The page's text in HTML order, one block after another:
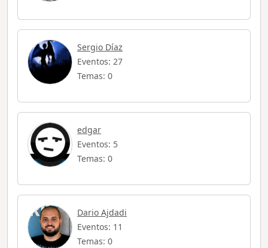
Sergio Díaz
Eventos: 27
Temas: 0
edgar
Eventos: 5
Temas: 0
Dario Ajdadi
Eventos: 11
Temas: 0